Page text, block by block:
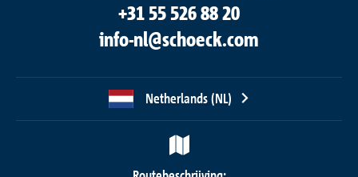
+31 55 526 88 20
info-nl@schoeck.com
Netherlands (NL)